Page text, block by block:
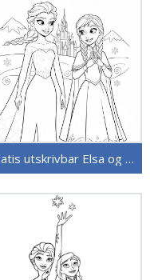
Gratis utskrivbar Elsa og Anna